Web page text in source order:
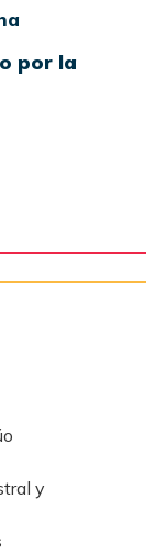
por la
y